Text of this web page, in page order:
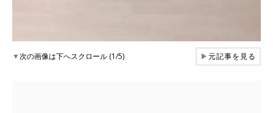
▼次の画像は下へスクロール (1/5) ▶元記事を見る